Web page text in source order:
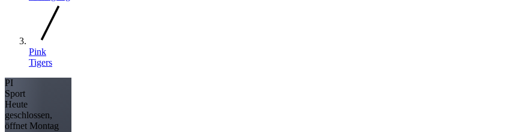
Pink
Tigers
PI
Sport
Heute
geschlossen,
öffnet Montag